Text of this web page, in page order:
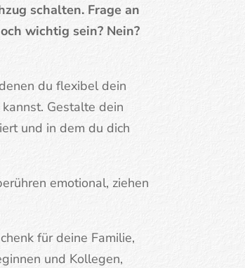
schalten. Frage an
wichtig sein? Nein?
du flexibel dein
Gestalte dein
und in dem du dich
emotional, ziehen
für deine Familie,
und Kollegen,